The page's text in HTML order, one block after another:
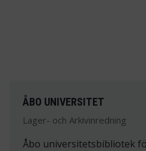
ÅBO UNIVERSITET
Lager- och Arkivinredning
Åbo universitetsbibliotek